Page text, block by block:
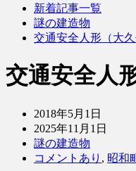
新着記事一覧
謎の建造物
交通安全人形（大
交通安全人
2018年5月1日
2025年11月1日
謎の建造物
コメントあり , 昭和